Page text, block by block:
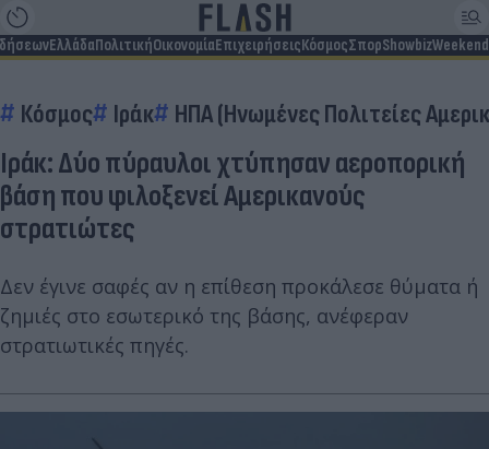
ΕλλάδαΠολιτικήΟικονομίαΕπιχειρήσειςΚόσμοςΣπορShowbizWeekend
Κόσμος Ιράκ ΗΠΑ (Ηνωμένες Πολιτείες
Ιράκ: Δύο πύραυλοι χτύπησαν αεροπορική
βάση που φιλοξενεί Αμερικανούς
στρατιώτες
Δεν έγινε σαφές αν η επίθεση προκάλεσε θύματα ή
ζημιές στο εσωτερικό της βάσης, ανέφεραν
στρατιωτικές πηγές.